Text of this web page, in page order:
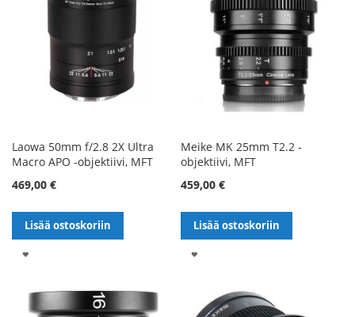
Laowa 50mm f/2.8 2X Ultra
Macro APO -objektiivi, MFT
469,00 €
Lisää ostoskoriin
Meike MK 25mm T2.2 -
objektiivi, MFT
459,00 €
Lisää ostoskoriin